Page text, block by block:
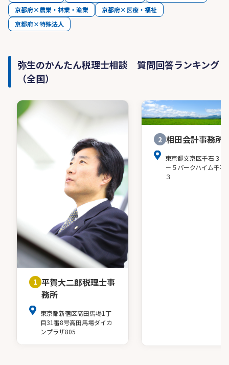
京都府×農業・林業・漁業
京都府×医療・福祉
京都府×特殊法人
弥生のかんたん税理士相談 質問回答ランキング
（全国）
1 平賀大二郎税理士事
務所
東京都新宿区高田馬場1丁
目31番8号高田馬場ダイカ
ンプラザ805
2 相田会計事務所
東京都文京区千石３－
－５パークハイム千石
３